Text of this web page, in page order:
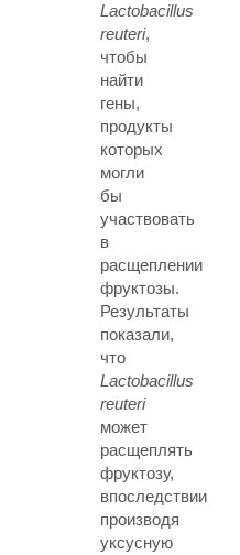
Lactobacillus
reuteri,
чтобы
найти
гены,
продукты
которых
могли
бы
участвовать
в
расщеплении
фруктозы.
Результаты
показали,
что
Lactobacillus
reuteri
может
расщеплять
фруктозу,
впоследствии
производя
уксусную